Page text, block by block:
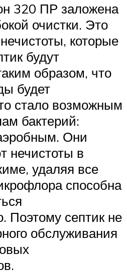
320 ПР заложена
очистки. Это
которые
будут
образом, что
будет
стало возможным
бактерий:
Они
нечистоты в
удаляя все
способна
Поэтому септик не
обслуживания